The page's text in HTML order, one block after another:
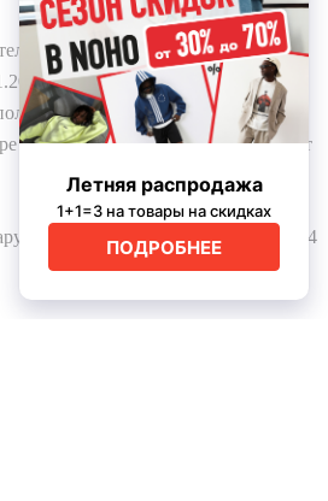
о гос. регистрации №
комитетом.
Республики Беларусь: № 778224 от
г. Минск, ул. Немига 3, пом. 324